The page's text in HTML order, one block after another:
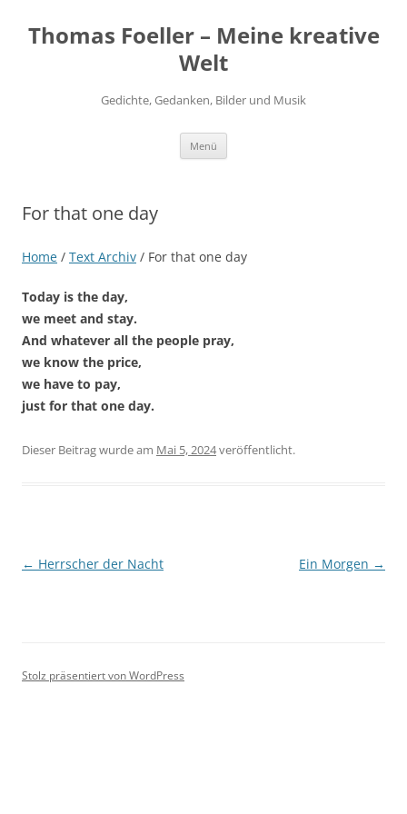
Thomas Foeller – Meine kreative
Welt
Gedichte, Gedanken, Bilder und Musik
Menü
For that one day
Home / Text Archiv / For that one day
Today is the day,
we meet and stay.
And whatever all the people pray,
we know the price,
we have to pay,
just for that one day.
Dieser Beitrag wurdeam Mai 5, 2024veröffentlicht.
Beitragsnavigation
← Herrscher der Nacht Ein Morgen →
Stolz präsentiert von WordPress